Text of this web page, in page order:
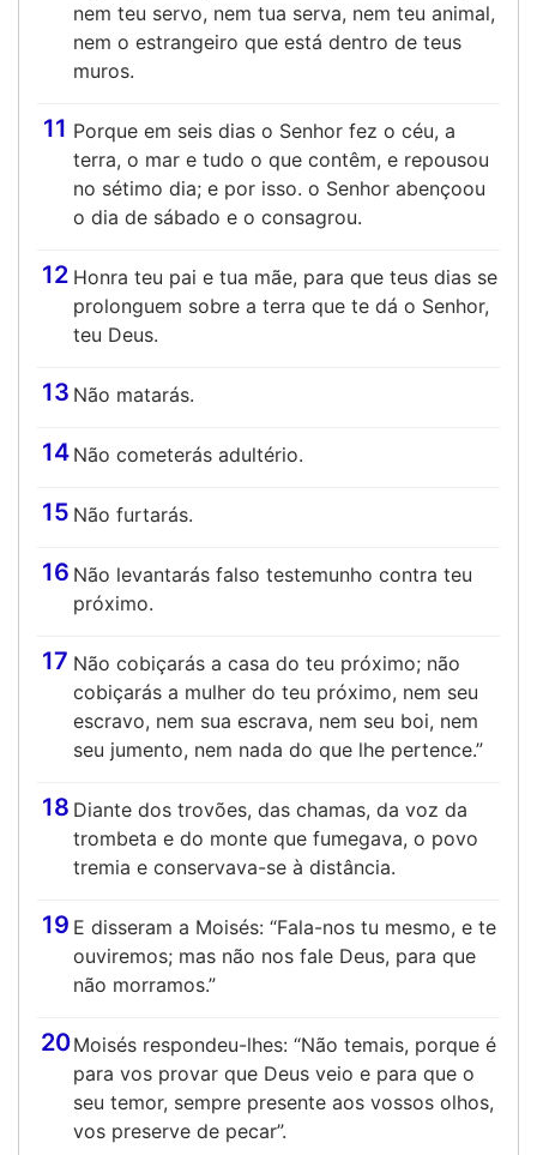
nem teu servo, nem tua serva, nem teu animal,
nem o estrangeiro que está dentro de teus
muros.
11 Porque em seis dias o Senhor fez o céu, a
terra, o mar e tudo o que contêm, e repousou
no sétimo dia; e por isso. o Senhor abençoou
o dia de sábado e o consagrou.
12 Honra teu pai e tua mãe, para que teus dias se
prolonguem sobre a terra que te dá o Senhor,
teu Deus.
13 Não matarás.
14 Não cometerás adultério.
15 Não furtarás.
16 Não levantarás falso testemunho contra teu
próximo.
17 Não cobiçarás a casa do teu próximo; não
cobiçarás a mulher do teu próximo, nem seu
escravo, nem sua escrava, nem seu boi, nem
seu jumento, nem nada do que lhe pertence.”
18 Diante dos trovões, das chamas, da voz da
trombeta e do monte que fumegava, o povo
tremia e conservava-se à distância.
19 E disseram a Moisés: “Fala-nos tu mesmo, e te
ouviremos; mas não nos fale Deus, para que
não morramos.”
20Moisés respondeu-lhes: “Não temais, porque é
para vos provar que Deus veio e para que o
seu temor, sempre presente aos vossos olhos,
vos preserve de pecar”.